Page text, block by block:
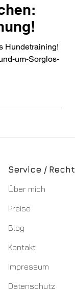
Hundetraining!
um-Sorglos-
Service / Recht
Über mich​
Preise
Blog
Kontakt
Impressum
Datenschutz